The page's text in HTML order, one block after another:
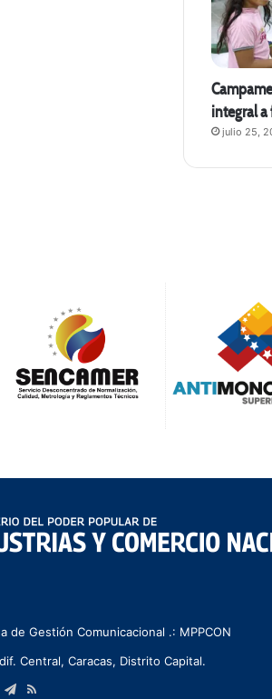
integral a
julio 25,
Gestión Comunicacional .: MPPCON
Central, Caracas, Distrito Capital.
Telegram